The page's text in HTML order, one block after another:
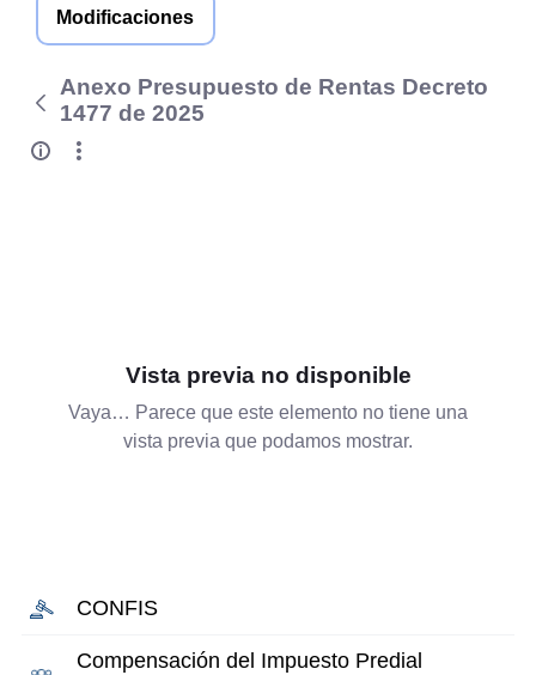
Modificaciones
Anexo Presupuesto de Rentas Decreto
1477 de 2025
Vista previa no disponible
Vaya… Parece que este elemento no tiene una
vista previa que podamos mostrar.
CONFIS
Compensación del Impuesto Predial